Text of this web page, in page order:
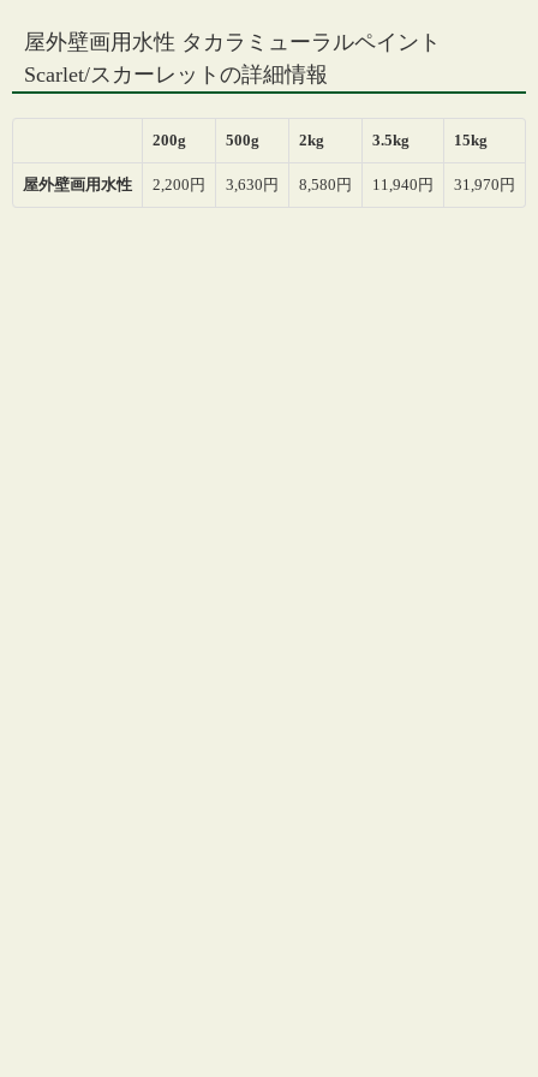
屋外壁画用水性 タカラミューラルペイント
Scarlet/スカーレットの詳細情報
200g 500g 2kg 3.5kg 15kg
屋外壁画用水性 2,200円 3,630円 8,580円 11,940円 31,970円